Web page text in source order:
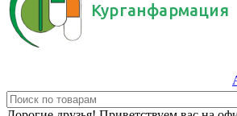
Курганфармация